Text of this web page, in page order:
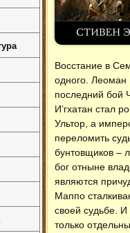
Восстание в
одного. Леоман
последний бой
И’гхатан стал
Ультор, а
переломить
бунтовщиков –
бог отныне
являются
Маппо
своей судьбе. И
только